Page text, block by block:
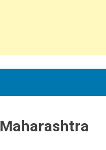
Maharashtra